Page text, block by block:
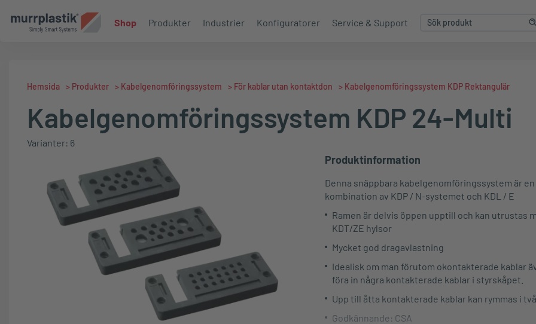
Shop Produkter Industrier Konfiguratorer Service & Support
Hemsida > Produkter > Kabelgenomföringssystem > För kablar utan kontaktdon > Kabelgenomföringssystem KDP Rektangulär
Kabelgenomföringssystem KDP 24-Multi
Varianter: 6
Produktinformation
Denna snäppbara kabelgenomföringssystem är en
kombination av KDP / N-systemet och KDL / E
Ramen är delvis öppen upptill och kan utrustas
KDT/ZE hylsor
Mycket god dragavlastning
Idealisk om man förutom okontakterade kablar
föra in några kontakterade kablar i styrskåpet.
Upp till åtta kontakterade kablar kan rymmas i
Godkännande: CSA